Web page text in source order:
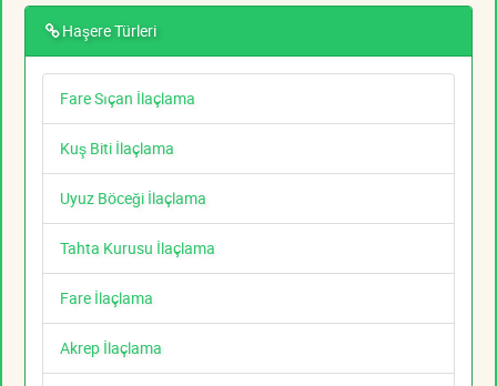
Haşere Türleri
Fare Sıçan İlaçlama
Kuş Biti İlaçlama
Uyuz Böceği İlaçlama
Tahta Kurusu İlaçlama
Fare İlaçlama
Akrep İlaçlama